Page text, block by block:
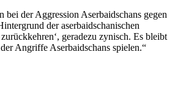
der Aggression Aserbaidschans gegen
der aserbaidschanischen
geradezu zynisch. Es bleibt
Angriffe Aserbaidschans spielen.“